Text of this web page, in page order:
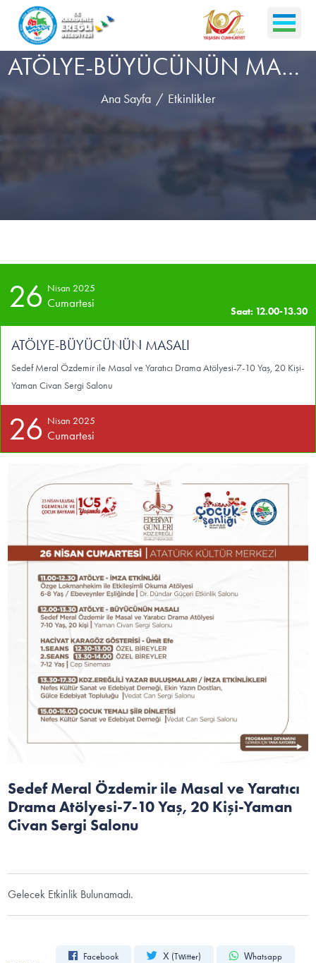
ATÖLYE-BÜYÜCÜNÜN MASALI
Ana Sayfa Etkinlikler
26 Nisan 2025
Cumartesi
Saat: 12.00-13.30
ATÖLYE-BÜYÜCÜNÜN MASALI
Sedef Meral Özdemir ile Masal ve Yaratıcı Drama Atölyesi-7-10 Yaş, 20 Kişi-
Yaman Civan Sergi Salonu
26 Nisan 2025
Cumartesi
Sedef Meral Özdemir ile Masal ve Yaratıcı
Drama Atölyesi-7-10 Yaş, 20 Kişi-Yaman
Civan Sergi Salonu
Gelecek Etkinlik Bulunamadı.
Facebook X (Twitter) Whatsapp